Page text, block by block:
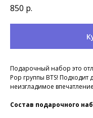
850 р.
Подарочный набор это
Pop группы BTS! Подходит
неизгладимое
Состав подарочного